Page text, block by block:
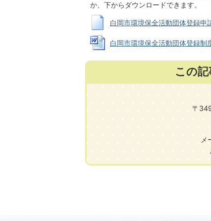
か、下からダウンロードできます。
白岡市環境保全活動団体登録申
白岡市環境保全活動団体登録
この
〒